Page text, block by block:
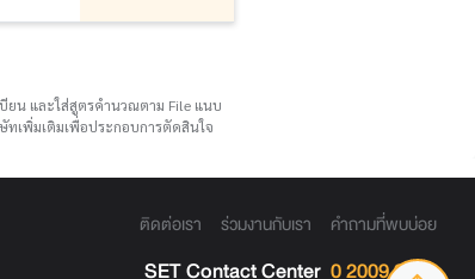
ยน และใส่สูตรคำนวณตาม File แนบ
เพิ่มเติมเพื่อประกอบการตัดสินใจ
ติดต่อเรา ร่วมงานกับเรา คำถามที่พบบ่อย
SET Contact Center 0 2009 9999